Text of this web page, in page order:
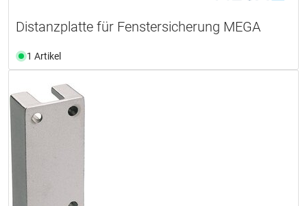
Distanzplatte für Fenstersicherung MEGA
1 Artikel